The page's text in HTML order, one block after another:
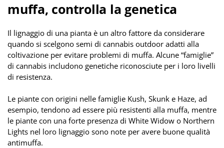
muffa, controlla la genetica
Il lignaggio di una pianta è un altro fattore da considerare
quando si scelgono semi di cannabis outdoor adatti alla
coltivazione per evitare problemi di muffa. Alcune “famiglie”
di cannabis includono genetiche riconosciute per i loro livelli
di resistenza.
Le piante con origini nelle famiglie Kush, Skunk e Haze, ad
esempio, tendono ad essere più resistenti alla muffa, mentre
le piante con una forte presenza di White Widow o Northern
Lights nel loro lignaggio sono note per avere buone qualità
antimuffa.